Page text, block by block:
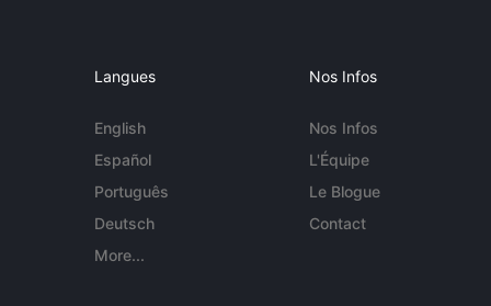
Langues
English
Español
Português
Deutsch
More...
Nos Infos
Nos Infos
L'Équipe
Le Blogue
Contact